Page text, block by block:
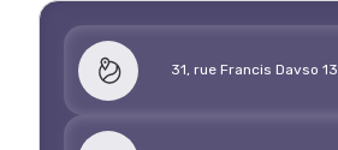
31, rue Francis Davso